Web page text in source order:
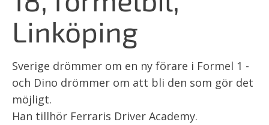
Linköping
Sverige drömmer om en ny förare i Formel 1 -
och Dino drömmer om att bli den som gör det
möjligt.
Han tillhör Ferraris Driver Academy.